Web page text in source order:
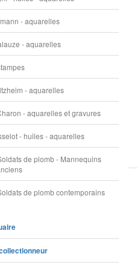
- aquarelles
- aquarelles
- aquarelles
- aquarelles et gravures
- huiles - aquarelles
de plomb - Mannequins
de plomb contemporains